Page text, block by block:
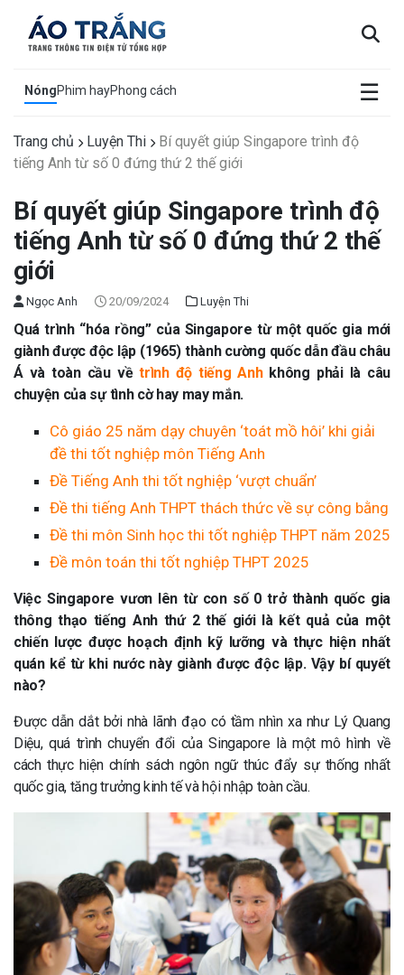
NóngPhim hayPhong cách ☰
×
Trang chủ Luyện Thi
Bí quyết giúp Singapore trình độ
tiếng Anh từ số 0 đứng thứ 2 thế giới
Bí quyết giúp Singapore trình độ
tiếng Anh từ số 0 đứng thứ 2 thế
giới
Ngọc Anh 20/09/2024 Luyện Thi
Quá trình “hóa rồng” của Singapore từ một quốc gia mới
giành được độc lập (1965) thành cường quốc dẫn đầu châu
Á và toàn cầu vềtrình độ tiếng Anhkhông phải là câu
chuyện của sự tình cờ hay may mắn.
Cô giáo 25 năm dạy chuyên ‘toát mồ hôi’ khi giải
đề thi tốt nghiệp môn Tiếng Anh
Đề Tiếng Anh thi tốt nghiệp ‘vượt chuẩn’
Đề thi tiếng Anh THPT thách thức về sự công bằng
Đề thi môn Sinh học thi tốt nghiệp THPT năm 2025
Đề môn toán thi tốt nghiệp THPT 2025
Việc Singapore vươn lên từ con số 0 trở thành quốc gia
thông thạo tiếng Anh thứ 2 thế giới là kết quả của một
chiến lược được hoạch định kỹ lưỡng và thực hiện nhất
quán kể từ khi nước này giành được độc lập. Vậy bí quyết
nào?
Được dẫn dắt bởi nhà lãnh đạo có tầm nhìn xa như Lý Quang
Diệu, quá trình chuyển đổi của Singapore là một mô hình về
cách thực hiện chính sách ngôn ngữ thúc đẩy sự thống nhất
quốc gia, tăng trưởng kinh tế và hội nhập toàn cầu.